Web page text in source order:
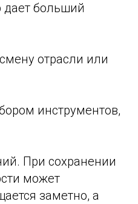
больший
отрасли или
инструментов,
При сохранении
может
заметно, а